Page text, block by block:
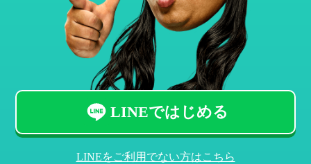
LINEではじめる
LINEをご利用でない方はこちら